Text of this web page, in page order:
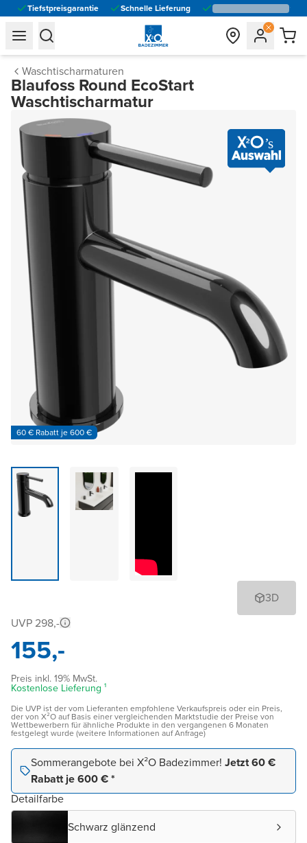
Tiefstpreisgarantie Schnelle Lieferung
general.navigation.toggle_menu.label
general.navigation.toggle_menu.label
Waschtischarmaturen
Blaufoss Round EcoStart
Waschtischarmatur
60 € Rabatt je 600 €
3D
UVP 298,-
155,-
Preis inkl. 19% MwSt.
Kostenlose Lieferung ¹
Die UVP ist der vom Lieferanten empfohlene Verkaufspreis oder ein Preis,
der von X²O auf Basis einer vergleichenden Marktstudie der Preise von
Wettbewerbern für ähnliche Produkte in den vergangenen 6 Monaten
festgelegt wurde (weitere Informationen auf Anfrage)
Sommerangebote bei X²O Badezimmer! Jetzt 60 €
Rabatt je 600 € *
Detailfarbe
Schwarz glänzend